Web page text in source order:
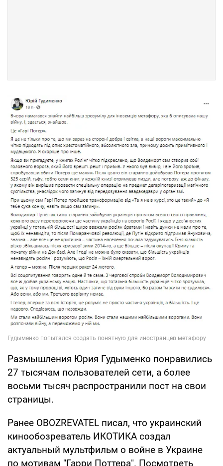
Размышления Юрия Гудыменко понравились
27 тысячам пользователей сети, а более
восьми тысяч распространили пост на свои
страницы.
Ранее OBOZREVATEL писал, что украинский
кинообозреватель ИКОТИКА создал
актуальный мультфильм о войне в Украине
по мотивам "Гарри Поттера". Посмотреть